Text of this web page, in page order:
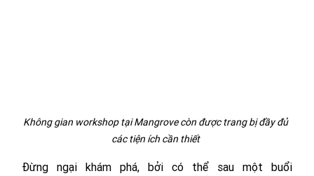
Không gian workshop tại Mangrove còn được trang bị đầy đủ
các tiện ích cần thiết
Đừng ngại khám phá, bởi có thể sau một buổi